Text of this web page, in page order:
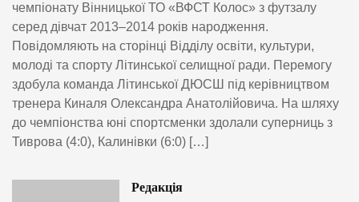
чемпіонату Вінницької ТО «ВФСТ Колос» з футзалу
серед дівчат 2013–2014 років народження.
Повідомляють на сторінці Відділу освіти, культури,
молоді та спорту Літинської селищної ради. Перемогу
здобула команда Літинської ДЮСШ під керівництвом
тренера Киналя Олександра Анатолійовича. На шляху
до чемпіонства юні спортсменки здолали суперниць з
Тиврова (4:0), Калинівки (6:0) […]
Редакція